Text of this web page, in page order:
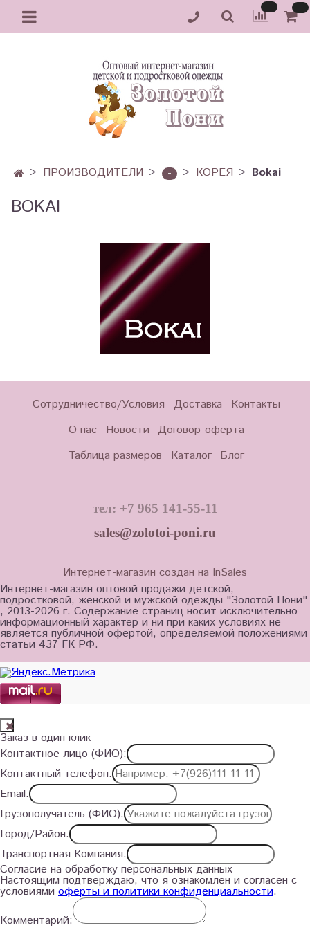
ПРОИЗВОДИТЕЛИ - КОРЕЯ Bokai
BOKAI
Сотрудничество/Условия Доставка
Контакты
О нас
Новости Договор-оферта
Таблица размеров
Каталог Блог
тел: +7 965 141-55-11
sales@zolotoi-poni.ru
Интернет-магазин создан на InSales
Интернет-магазин оптовой продажи детской,
подростковой, женской и мужской одежды "Золотой Пони"
, 2013-2026 г. Содержание страниц носит исключительно
информационный характер и ни при каких условиях не
является публичной офертой, определяемой положениями
статьи 437 ГК РФ.
Заказ в один клик
Контактное лицо (ФИО):
Контактный телефон:
Email:
Грузополучатель (ФИО):
Город/Район:
Транспортная Компания:
Согласие на обработку персональных данных
Настоящим подтверждаю, что я ознакомлен и согласен с
условиями оферты и политики конфиденциальности.
Комментарий: